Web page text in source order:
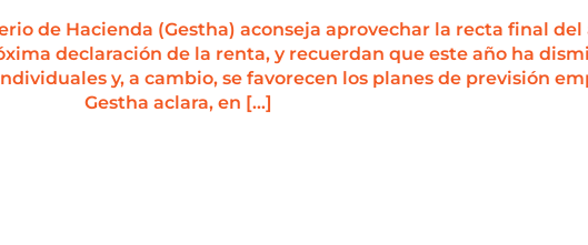
de Hacienda (Gestha) aconseja aprovechar la recta final del
declaración de la renta, y recuerdan que este año ha
y, a cambio, se favorecen los planes de previsión
Gestha aclara, en […]